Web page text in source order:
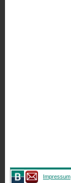
Impressum